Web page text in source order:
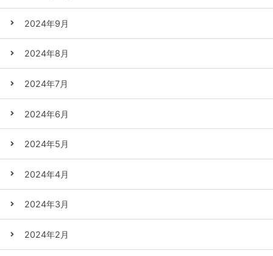
2024年9月
2024年8月
2024年7月
2024年6月
2024年5月
2024年4月
2024年3月
2024年2月